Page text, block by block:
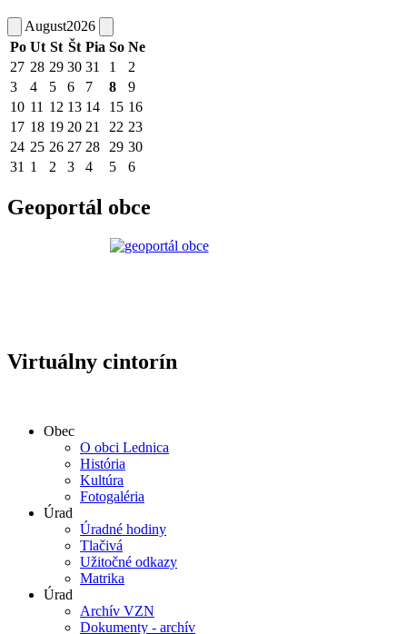
August2026
Po Ut St Št Pia So Ne
27 28 29 30 31 1
2
3
4 5 6 7 8
9
10 11 12 13 14 15 16
17 18 19 20 21 22 23
24 25 26 27 28 29 30
31 1 2 3 4 5 6
Geoportál obce
Virtuálny cintorín
Obec
O obci Lednica
História
Kultúra
Fotogaléria
Úrad
Úradné hodiny
Tlačivá
Užitočné odkazy
Matrika
Úrad
Archív VZN
Dokumenty - archív